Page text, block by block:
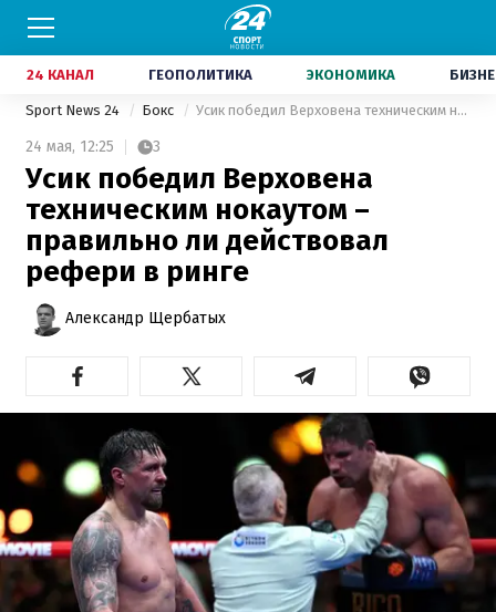
24 КАНАЛ ГЕОПОЛИТИКА ЭКОНОМИКА
Sport News 24 Бокс Усик победил Верховена техническим нокаутом – правильно ли действовал рефери в ринге
24 мая, 12:25 3
Усик победил Верховена
техническим нокаутом –
правильно ли действовал
рефери в ринге
Александр Щербатых